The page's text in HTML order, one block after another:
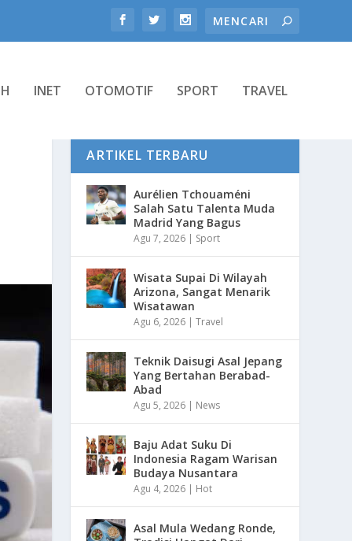
INET OTOMOTIF SPORT TRAVEL
ARTIKEL TERBARU
Aurélien Tchouaméni
Salah Satu Talenta Muda
Madrid Yang Bagus
Agu 7, 2026 | Sport
Wisata Supai Di Wilayah
Arizona, Sangat Menarik
Wisatawan
Agu 6, 2026 |Travel
Teknik Daisugi Asal Jepang
Yang Bertahan Berabad-
Abad
Agu 5, 2026 | News
Baju Adat Suku Di
Indonesia Ragam Warisan
Budaya Nusantara
Agu 4, 2026 | Hot
Asal Mula Wedang Ronde,